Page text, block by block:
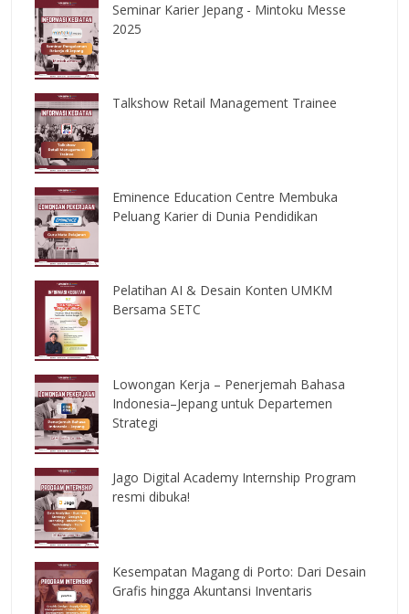
Seminar Karier Jepang - Mintoku Messe
2025
Talkshow Retail Management Trainee
Eminence Education Centre Membuka
Peluang Karier di Dunia Pendidikan
Pelatihan AI & Desain Konten UMKM
Bersama SETC
Lowongan Kerja – Penerjemah Bahasa
Indonesia–Jepang untuk Departemen
Strategi
Jago Digital Academy Internship Program
resmi dibuka!
Kesempatan Magang di Porto: Dari Desain
Grafis hingga Akuntansi Inventaris